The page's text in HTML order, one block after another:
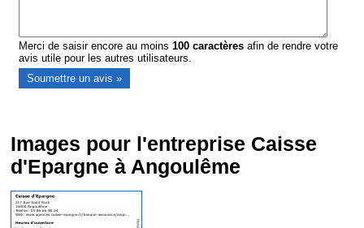
Merci de saisir encore au moins100 caractères afin de rendre votre
avis utile pour les autres utilisateurs.
Images pour l'entreprise Caisse
d'Epargne à Angoulême